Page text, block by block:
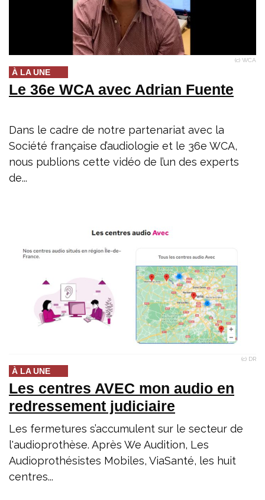
(c) WCA
À LA UNE
Le 36e WCA avec Adrian Fuente
Dans le cadre de notre partenariat avec la
Société française d’audiologie et le 36e WCA,
nous publions cette vidéo de l’un des experts
de...
(c) DR
À LA UNE
Les centres AVEC mon audio en
redressement judiciaire
Les fermetures s’accumulent sur le secteur de
l'audioprothèse. Après We Audition, Les
Audioprothésistes Mobiles, ViaSanté, les huit
centres...